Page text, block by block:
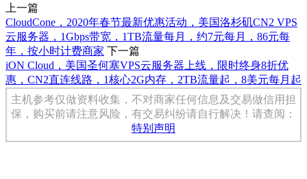
上一篇
CloudCone，2020年春节最新优惠活动，美国洛杉矶CN2 VPS
云服务器，1Gbps带宽，1TB流量每月，约7元每月，86元每
年，按小时计费商家 下一篇
iON Cloud，美国圣何塞VPS云服务器上线，限时终身8折优
惠，CN2直连线路，1核心2G内存，2TB流量起，8美元每月起
主机参考仅做资料收集，不对商家任何信息及交易做信用担
保，购买前请注意风险，有交易纠纷请自行解决！请查阅：
特别声明